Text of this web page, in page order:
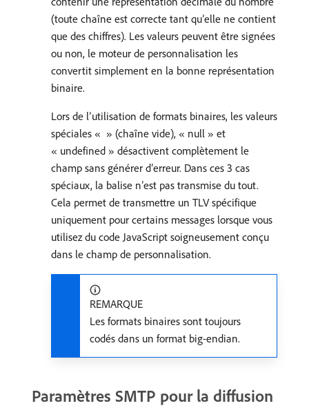
(toute chaîne est correcte tant qu’elle ne contient
que des chiffres). Les valeurs peuvent être signées
ou non, le moteur de personnalisation les
convertit simplement en la bonne représentation
binaire.
Lors de l’utilisation de formats binaires, les valeurs
spéciales « » (chaîne vide), « null » et
« undefined » désactivent complètement le
champ sans générer d’erreur. Dans ces 3 cas
spéciaux, la balise n’est pas transmise du tout.
Cela permet de transmettre un TLV spécifique
uniquement pour certains messages lorsque vous
utilisez du code JavaScript soigneusement conçu
dans le champ de personnalisation.
REMARQUE
Les formats binaires sont toujours
codés dans un format big-endian.
Paramètres SMTP pour la diffusion